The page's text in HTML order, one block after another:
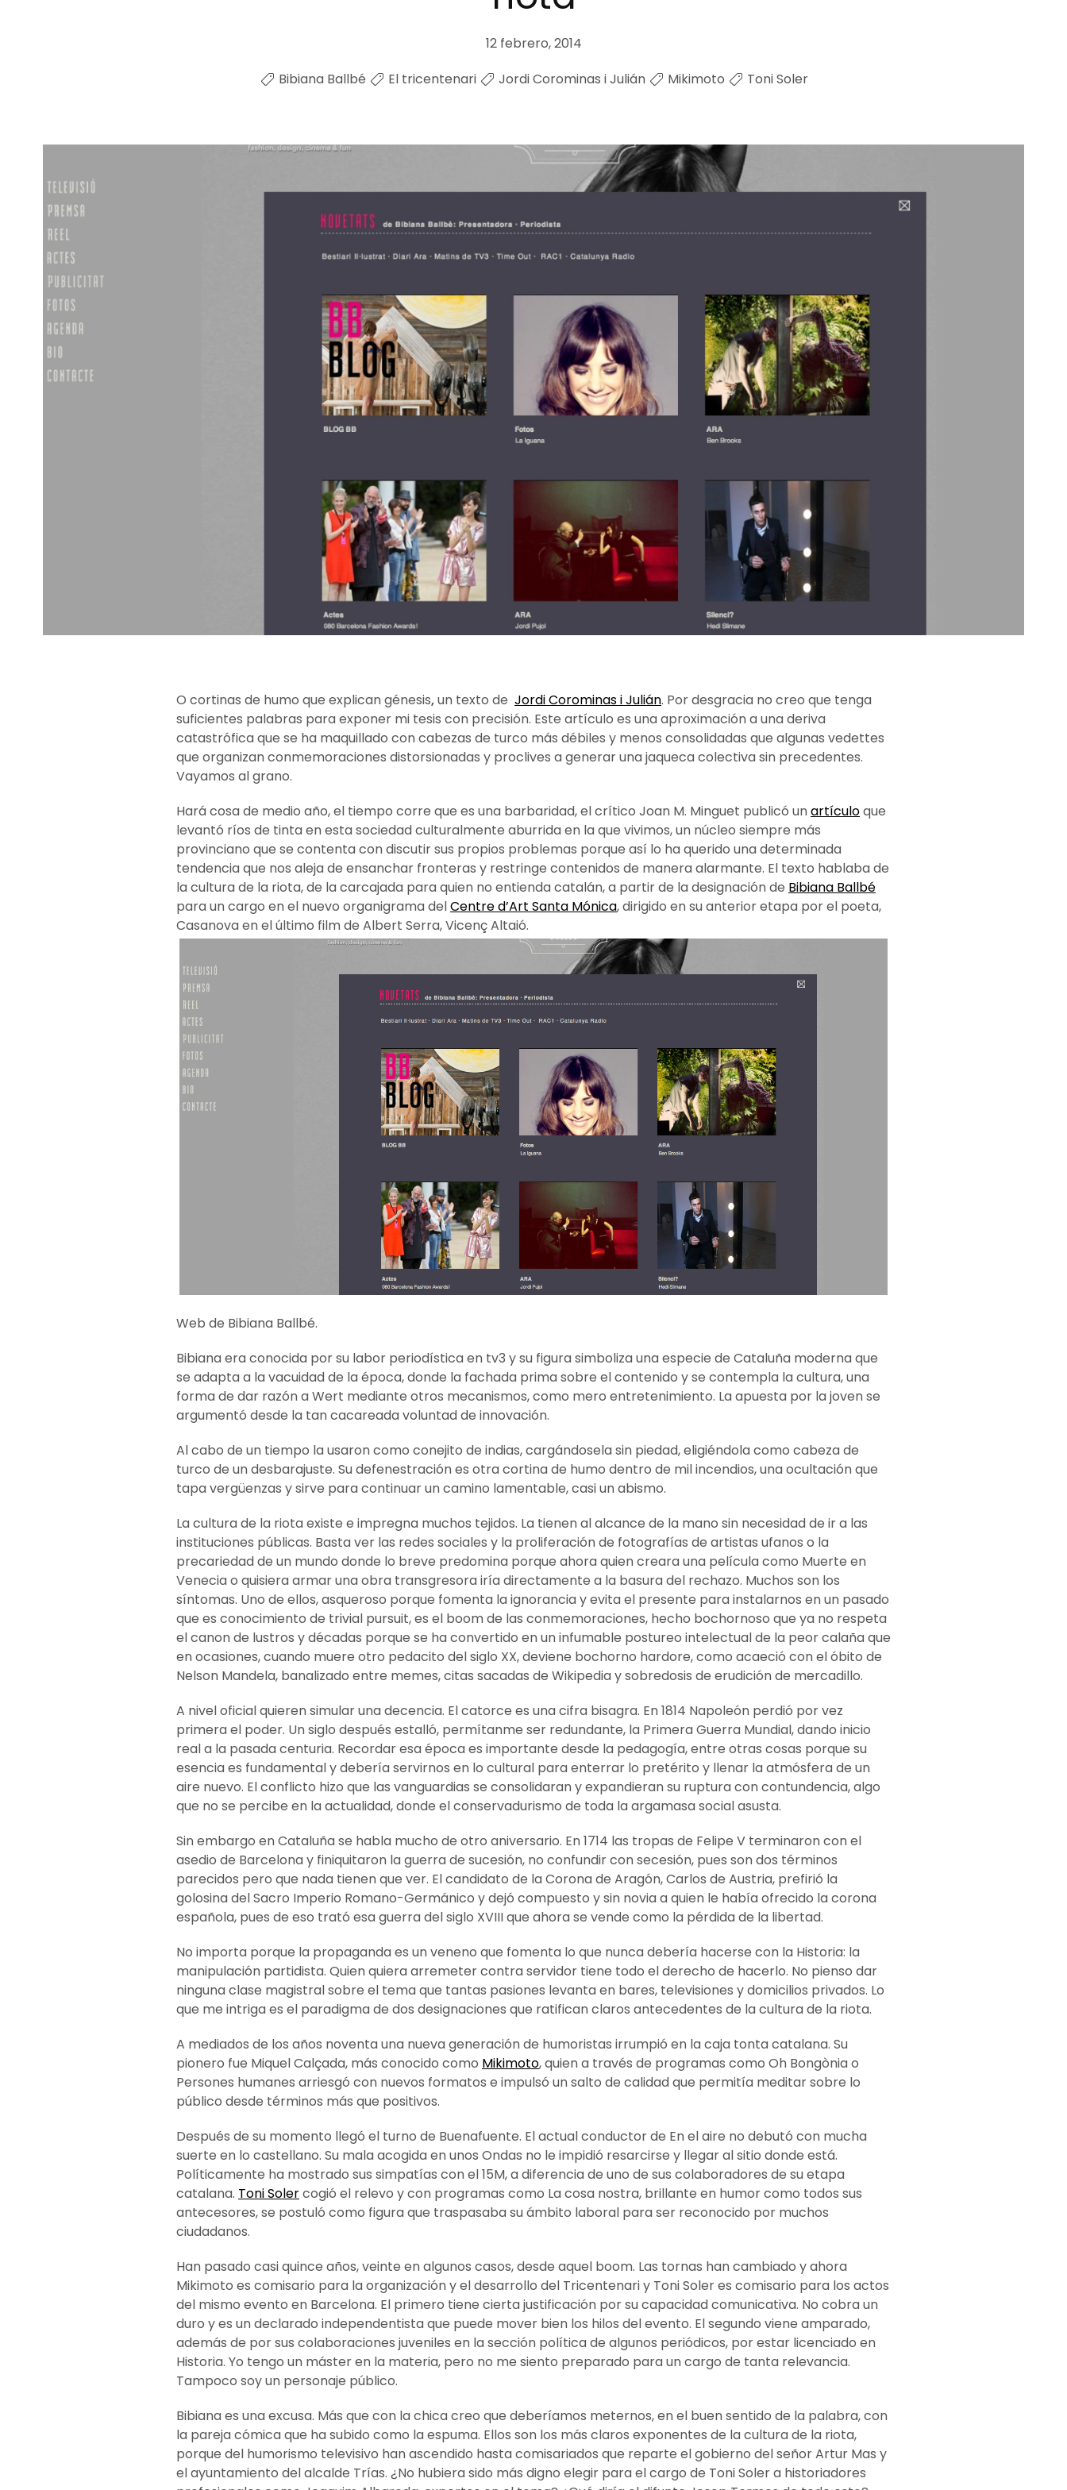
12 febrero, 2014
Bibiana Ballbé
El tricentenari Jordi Corominas i Julián Mikimoto Toni Soler
O cortinas de humo que explican génesis,un texto de Jordi Corominas i Julián. Por desgracia no creo que tenga
suficientes palabras para exponer mi tesis con precisión. Este artículo es una aproximación a una deriva
catastrófica que se ha maquillado con cabezas de turco más débiles y menos consolidadas que algunas vedettes
que organizan conmemoraciones distorsionadas y proclives a generar una jaqueca colectiva sin precedentes.
Vayamos al grano.
Hará cosa de medio año, el tiempo corre que es una barbaridad, el crítico Joan M. Minguet publicó unartículoque
levantó ríos de tinta en esta sociedad culturalmente aburrida en la que vivimos, un núcleo siempre más
provinciano que se contenta con discutir sus propios problemas porque así lo ha querido una determinada
tendencia que nos aleja de ensanchar fronteras y restringe contenidos de manera alarmante. El texto hablaba de
la cultura de la riota, de la carcajada para quien no entienda catalán, a partir de la designación de Bibiana Ballbé
para un cargo en el nuevo organigrama delCentre d’Art Santa Mónica, dirigido en su anterior etapa por el poeta,
Casanova en el último film de Albert Serra, Vicenç Altaió.
Web de Bibiana Ballbé.
Bibiana era conocida por su labor periodística en tv3 y su figura simboliza una especie de Cataluña moderna que
se adapta a la vacuidad de la época, donde la fachada prima sobre el contenido y se contempla la cultura, una
forma de dar razón a Wert mediante otros mecanismos, como mero entretenimiento. La apuesta por la joven se
argumentó desde la tan cacareada voluntad de innovación.
Al cabo de un tiempo la usaron como conejito de indias, cargándosela sin piedad, eligiéndola como cabeza de
turco de un desbarajuste. Su defenestración es otra cortina de humo dentro de mil incendios, una ocultación que
tapa vergüenzas y sirve para continuar un camino lamentable, casi un abismo.
La cultura de la riota existe e impregna muchos tejidos. La tienen al alcance de la mano sin necesidad de ir a las
instituciones públicas. Basta ver las redes sociales y la proliferación de fotografías de artistas ufanos o la
precariedad de un mundo donde lo breve predomina porque ahora quien creara una película como Muerte en
Venecia o quisiera armar una obra transgresora iría directamente a la basura del rechazo. Muchos son los
síntomas. Uno de ellos, asqueroso porque fomenta la ignorancia y evita el presente para instalarnos en un pasado
que es conocimiento de trivial pursuit, es el boom de las conmemoraciones, hecho bochornoso que ya no respeta
el canon de lustros y décadas porque se ha convertido en un infumable postureo intelectual de la peor calaña que
en ocasiones, cuando muere otro pedacito del siglo XX, deviene bochorno hardore, como acaeció con el óbito de
Nelson Mandela, banalizado entre memes, citas sacadas de Wikipedia y sobredosis de erudición de mercadillo.
A nivel oficial quieren simular una decencia. El catorce es una cifra bisagra. En 1814 Napoleón perdió por vez
primera el poder. Un siglo después estalló, permítanme ser redundante, la Primera Guerra Mundial, dando inicio
real a la pasada centuria. Recordar esa época es importante desde la pedagogía, entre otras cosas porque su
esencia es fundamental y debería servirnos en lo cultural para enterrar lo pretérito y llenar la atmósfera de un
aire nuevo. El conflicto hizo que las vanguardias se consolidaran y expandieran su ruptura con contundencia, algo
que no se percibe en la actualidad, donde el conservadurismo de toda la argamasa social asusta.
Sin embargo en Cataluña se habla mucho de otro aniversario. En 1714 las tropas de Felipe V terminaron con el
asedio de Barcelona y finiquitaron la guerra de sucesión, no confundir con secesión, pues son dos términos
parecidos pero que nada tienen que ver. El candidato de la Corona de Aragón, Carlos de Austria, prefirió la
golosina del Sacro Imperio Romano-Germánico y dejó compuesto y sin novia a quien le había ofrecido la corona
española, pues de eso trató esa guerra del siglo XVIII que ahora se vende como la pérdida de la libertad.
No importa porque la propaganda es un veneno que fomenta lo que nunca debería hacerse con la Historia: la
manipulación partidista. Quien quiera arremeter contra servidor tiene todo el derecho de hacerlo. No pienso dar
ninguna clase magistral sobre el tema que tantas pasiones levanta en bares, televisiones y domicilios privados. Lo
que me intriga es el paradigma de dos designaciones que ratifican claros antecedentes de la cultura de la riota.
A mediados de los años noventa una nueva generación de humoristas irrumpió en la caja tonta catalana. Su
pionero fue Miquel Calçada, más conocido como Mikimoto, quien a través de programas como Oh Bongònia o
Persones humanes arriesgó con nuevos formatos e impulsó un salto de calidad que permitía meditar sobre lo
público desde términos más que positivos.
Después de su momento llegó el turno de Buenafuente. El actual conductor de En el aire no debutó con mucha
suerte en lo castellano. Su mala acogida en unos Ondas no le impidió resarcirse y llegar al sitio donde está.
Políticamente ha mostrado sus simpatías con el 15M, a diferencia de uno de sus colaboradores de su etapa
catalana. Toni Solercogió el relevo y con programas como La cosa nostra, brillante en humor como todos sus
antecesores, se postuló como figura que traspasaba su ámbito laboral para ser reconocido por muchos
ciudadanos.
Han pasado casi quince años, veinte en algunos casos, desde aquel boom. Las tornas han cambiado y ahora
Mikimoto es comisario para la organización y el desarrollo del Tricentenari y Toni Soler es comisario para los actos
del mismo evento en Barcelona. El primero tiene cierta justificación por su capacidad comunicativa. No cobra un
duro y es un declarado independentista que puede mover bien los hilos del evento. El segundo viene amparado,
además de por sus colaboraciones juveniles en la sección política de algunos periódicos, por estar licenciado en
Historia. Yo tengo un máster en la materia, pero no me siento preparado para un cargo de tanta relevancia.
Tampoco soy un personaje público.
Bibiana es una excusa. Más que con la chica creo que deberíamos meternos, en el buen sentido de la palabra, con
la pareja cómica que ha subido como la espuma. Ellos son los más claros exponentes de la cultura de la riota,
porque del humorismo televisivo han ascendido hasta comisariados que reparte el gobierno del señor Artur Mas y
el ayuntamiento del alcalde Trías. ¿No hubiera sido más digno elegir para el cargo de Toni Soler a historiadores